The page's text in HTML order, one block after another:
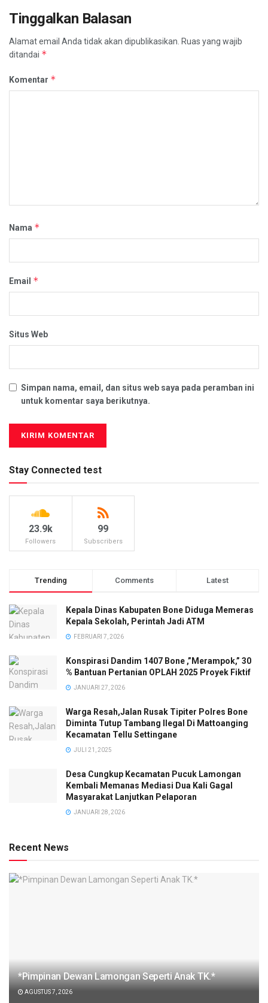
Tinggalkan Balasan
Alamat email Anda tidak akan dipublikasikan. Ruas yang wajib
ditandai *
Komentar *
Nama *
Email *
Situs Web
Simpan nama, email, dan situs web saya pada peramban ini
untuk komentar saya berikutnya.
Stay Connected test
23.9k
Followers
99
Subscribers
Trending Comments Latest
Kepala Dinas Kabupaten Bone Diduga Memeras
Kepala Sekolah, Perintah Jadi ATM
FEBRUARI 7, 2026
Konspirasi Dandim 1407 Bone ,”Merampok,” 30
% Bantuan Pertanian OPLAH 2025 Proyek Fiktif
JANUARI 27, 2026
Warga Resah,Jalan Rusak Tipiter Polres Bone
Diminta Tutup Tambang Ilegal Di Mattoanging
Kecamatan Tellu Settingane
JULI 21, 2025
Desa Cungkup Kecamatan Pucuk Lamongan
Kembali Memanas Mediasi Dua Kali Gagal
Masyarakat Lanjutkan Pelaporan
JANUARI 28, 2026
Recent News
*Pimpinan Dewan Lamongan Seperti Anak TK.*
AGUSTUS 7, 2026